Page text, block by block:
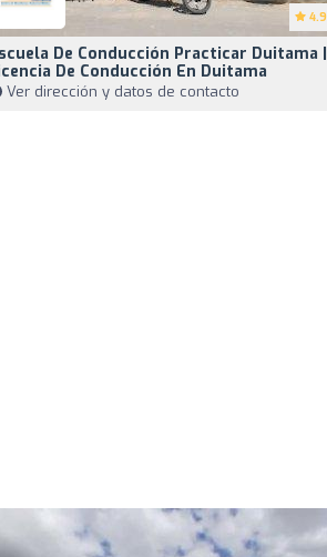
4.9
De Conducción Practicar Duitama |
De Conducción En Duitama
Ver dirección y datos de contacto